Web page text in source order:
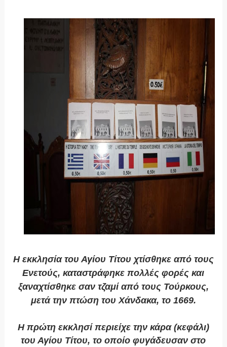
Η εκκλησία του Αγίου Τίτου χτίσθηκε από τους
Ενετούς, καταστράφηκε πολλές φορές και
ξαναχτίσθηκε σαν τζαμί από τους Τούρκους,
μετά την πτώση του Χάνδακα, το 1669.
Η πρώτη εκκλησί περιείχε την κάρα (κεφάλι)
του Αγίου Τίτου, το οποίο φυγάδευσαν στο